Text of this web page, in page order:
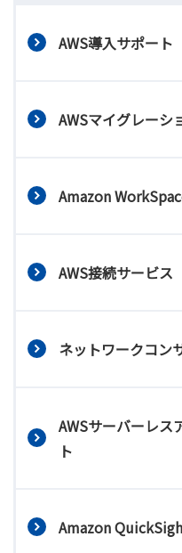
AWS導入サポート
AWSマイグレーシ
Amazon
AWS接続サービス
ネットワークコン
AWSサーバーレス
ト
Amazon